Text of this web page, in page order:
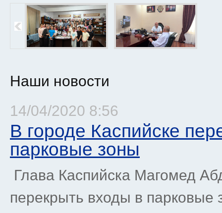
Наши новости
14/04/2020 8:56
В городе Каспийске
парковые зоны
Глава Каспийска Магомед
перекрыть входы в
Страницы